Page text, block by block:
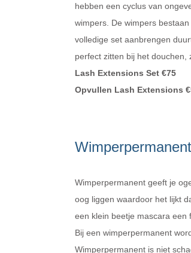
hebben een cyclus van
wimpers. De wimpers
volledige set aanbrengen
perfect zitten bij het douchen,
Lash Extensions Set €75
Opvullen Lash Extensions
Wimperpermanent
Wimperpermanent geeft je
oog liggen waardoor het lijkt
een klein beetje mascara een
Bij een wimperpermanent
Wimperpermanent is niet